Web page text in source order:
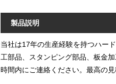
製品説明
当社は17年の生産経験を持つハー
工部品、スタンピング部品、板金
時間内にご連絡ください。最高の